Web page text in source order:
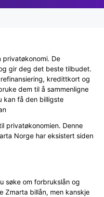
privatøkonomi. De
gir deg det beste tilbudet.
kredittkort og
dem til å sammenligne
kan få den billigste
privatøkonomien. Denne
Norge har eksistert siden
søke om forbrukslån og
Zmarta billån, men kanskje